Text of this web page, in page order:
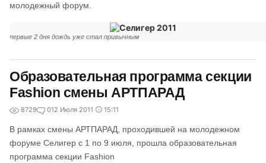
молодежный форум.
первые 2 дня дождь уже стал привычным
Образовательная программа секции
Fashion смены АРТПАРАД
8729 012 Июля 2011 15:11
В рамках смены АРТПАРАД, проходившей на молодежном
форуме Селигер с 1 по 9 июля, прошла образовательная
программа секции Fashion